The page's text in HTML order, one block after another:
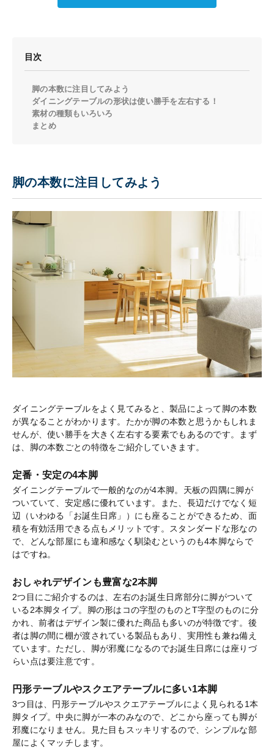
目次
脚の本数に注目してみよう
ダイニングテーブルの形状は使い勝手を左右する！
素材の種類もいろいろ
まとめ
脚の本数に注目してみよう
ダイニングテーブルをよく見てみると、製品によって脚の本数
が異なることがわかります。たかが脚の本数と思うかもしれま
せんが、使い勝手を大きく左右する要素でもあるのです。まず
は、脚の本数ごとの特徴をご紹介していきます。
定番・安定の4本脚
ダイニングテーブルで一般的なのが4本脚。天板の四隅に脚が
ついていて、安定感に優れています。また、長辺だけでなく短
辺（いわゆる「お誕生日席」）にも座ることができるため、面
積を有効活用できる点もメリットです。スタンダードな形なの
で、どんな部屋にも違和感なく馴染むというのも4本脚ならで
はですね。
おしゃれデザインも豊富な2本脚
2つ目にご紹介するのは、左右のお誕生日席部分に脚がついて
いる2本脚タイプ。脚の形はコの字型のものとT字型のものに分
かれ、前者はデザイン製に優れた商品も多いのが特徴です。後
者は脚の間に棚が渡されている製品もあり、実用性も兼ね備え
ています。ただし、脚が邪魔になるのでお誕生日席には座りづ
らい点は要注意です。
円形テーブルやスクエアテーブルに多い1本脚
3つ目は、円形テーブルやスクエアテーブルによく見られる1本
脚タイプ。中央に脚が一本のみなので、どこから座っても脚が
邪魔になりません。見た目もスッキリするので、シンプルな部
屋によくマッチします。